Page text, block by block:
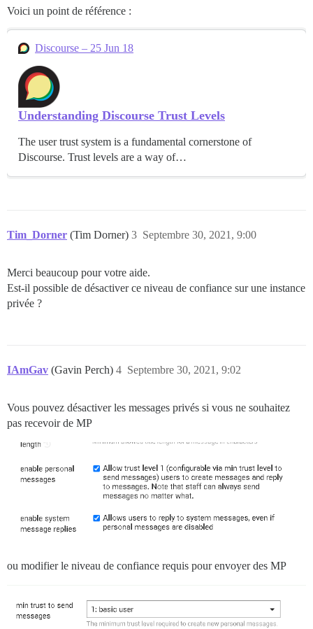
Voici un point de référence :
Discourse – 25 Jun 18
Understanding Discourse Trust Levels
The user trust system is a fundamental cornerstone of
Discourse. Trust levels are a way of…
Tim_Dorner (Tim Dorner) Septembre 30, 2021, 9:00
3
Merci beaucoup pour votre aide.
Est-il possible de désactiver ce niveau de confiance sur une instance
privée ?
IAmGav (Gavin Perch) Septembre 30, 2021, 9:02
4
Vous pouvez désactiver les messages privés si vous ne souhaitez
pas recevoir de MP
ou modifier le niveau de confiance requis pour envoyer des MP